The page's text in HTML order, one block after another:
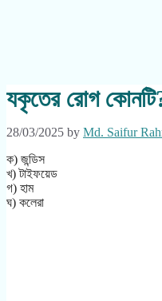
যকৃতের রোগ
28/03/2025 by Md. Saifur
ক) জন্ডিস
খ) টাইফয়েড
গ) হাম
ঘ) কলেরা